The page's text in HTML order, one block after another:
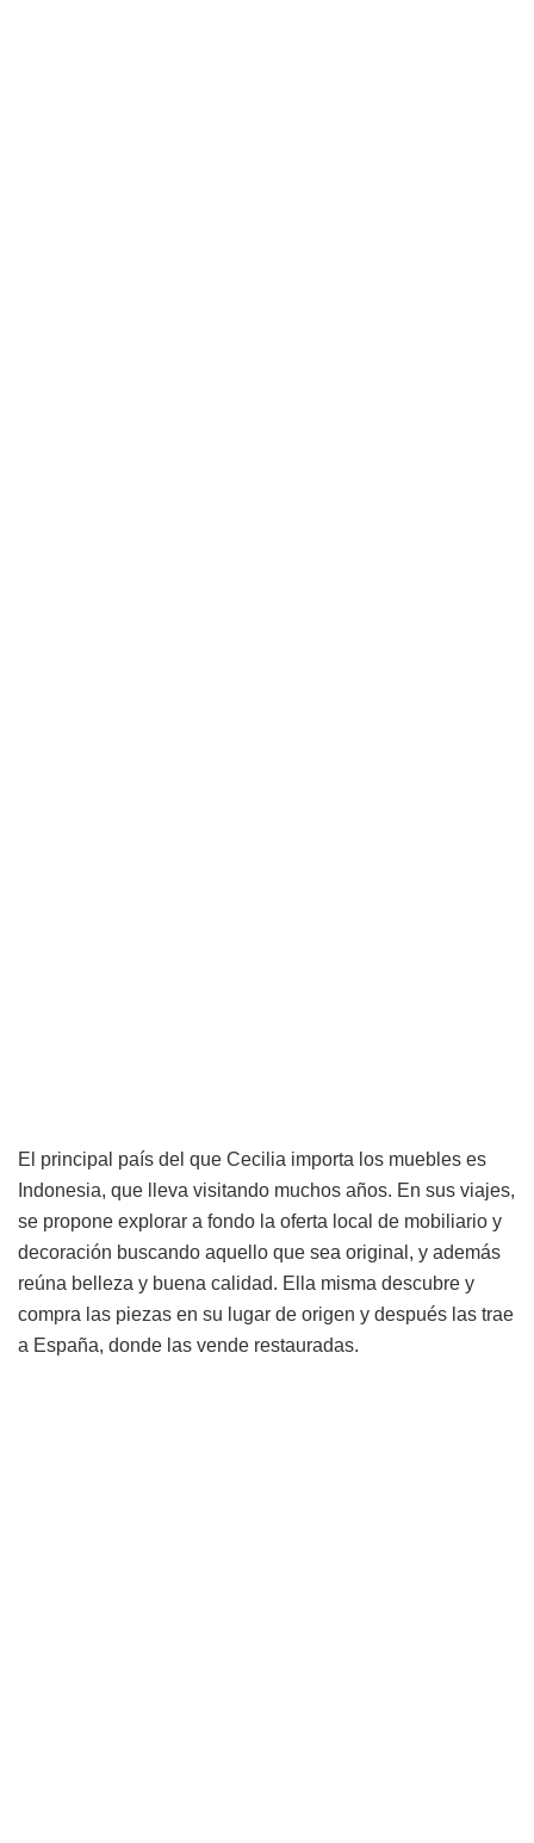
El principal país del que Cecilia importa los muebles es
Indonesia, que lleva visitando muchos años. En sus viajes,
se propone explorar a fondo la oferta local de mobiliario y
decoración buscando aquello que sea original, y además
reúna belleza y buena calidad. Ella misma descubre y
compra las piezas en su lugar de origen y después las trae
a España, donde las vende restauradas.